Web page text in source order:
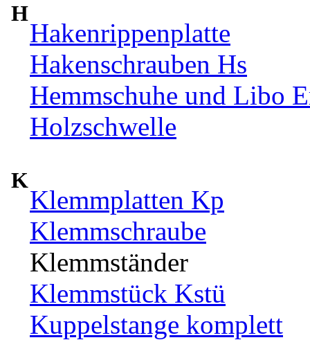
H
Hakenrippenplatte
Hakenschrauben Hs
Hemmschuhe und Libo
Holzschwelle
K
Klemmplatten Kp
Klemmschraube
Klemmständer
Klemmstück Kstü
Kuppelstange komplett